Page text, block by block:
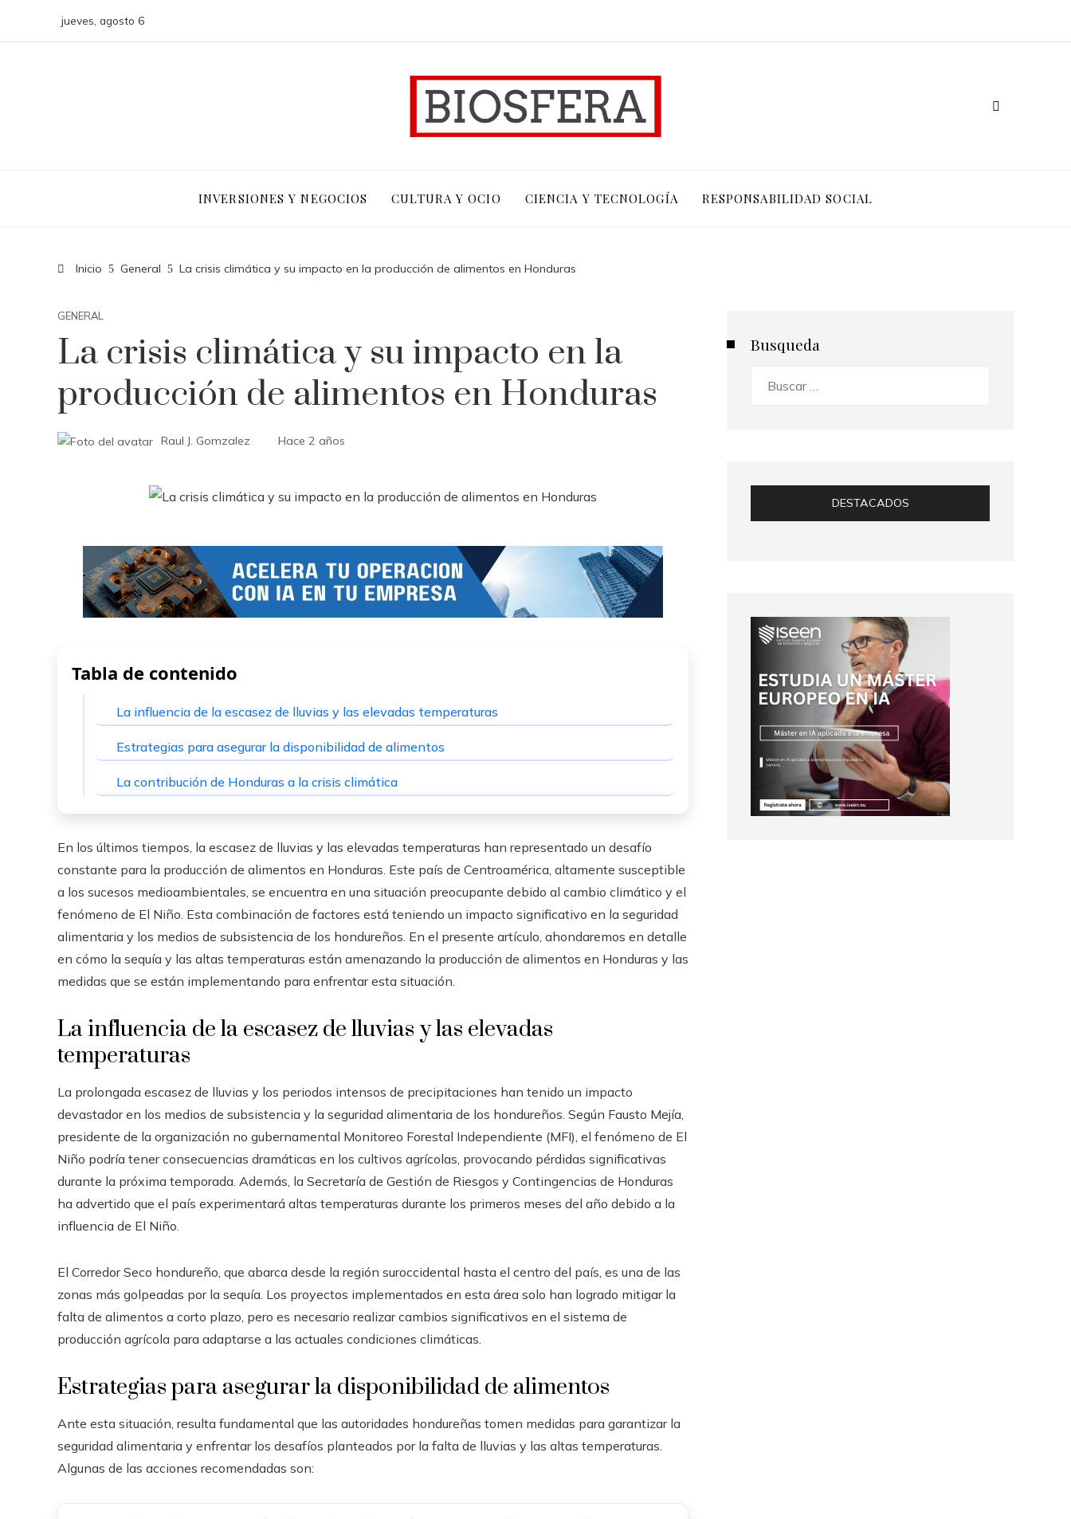
jueves, agosto 6
INVERSIONES Y NEGOCIOS CULTURA Y OCIO CIENCIA Y TECNOLOGÍA RESPONSABILIDAD SOCIAL
Inicio General La crisis climática y su impacto en la producción de alimentos en Honduras
GENERAL
La crisis climática y su impacto en la
producción de alimentos en Honduras
Raul J. Gomzalez Hace 2 años
Tabla de contenido
La influencia de la escasez de lluvias y las elevadas temperaturas
Estrategias para asegurar la disponibilidad de alimentos
La contribución de Honduras a la crisis climática
En los últimos tiempos, la escasez de lluvias y las elevadas temperaturas han representado un desafío
constante para la producción de alimentos en Honduras. Este país de Centroamérica, altamente susceptible
a los sucesos medioambientales, se encuentra en una situación preocupante debido al cambio climático y el
fenómeno de El Niño. Esta combinación de factores está teniendo un impacto significativo en la seguridad
alimentaria y los medios de subsistencia de los hondureños. En el presente artículo, ahondaremos en detalle
en cómo la sequía y las altas temperaturas están amenazando la producción de alimentos en Honduras y las
medidas que se están implementando para enfrentar esta situación.
La influencia de la escasez de lluvias y las elevadas
temperaturas
La prolongada escasez de lluvias y los periodos intensos de precipitaciones han tenido un impacto
devastador en los medios de subsistencia y la seguridad alimentaria de los hondureños. Según Fausto Mejía,
presidente de la organización no gubernamental Monitoreo Forestal Independiente (MFI), el fenómeno de El
Niño podría tener consecuencias dramáticas en los cultivos agrícolas, provocando pérdidas significativas
durante la próxima temporada. Además, la Secretaría de Gestión de Riesgos y Contingencias de Honduras
ha advertido que el país experimentará altas temperaturas durante los primeros meses del año debido a la
influencia de El Niño.
El Corredor Seco hondureño, que abarca desde la región suroccidental hasta el centro del país, es una de las
zonas más golpeadas por la sequía. Los proyectos implementados en esta área solo han logrado mitigar la
falta de alimentos a corto plazo, pero es necesario realizar cambios significativos en el sistema de
producción agrícola para adaptarse a las actuales condiciones climáticas.
Estrategias para asegurar la disponibilidad de alimentos
Ante esta situación, resulta fundamental que las autoridades hondureñas tomen medidas para garantizar la
seguridad alimentaria y enfrentar los desafíos planteados por la falta de lluvias y las altas temperaturas.
Algunas de las acciones recomendadas son:
Busqueda
DESTACADOS